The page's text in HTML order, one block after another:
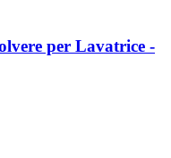
per Lavatrice -​